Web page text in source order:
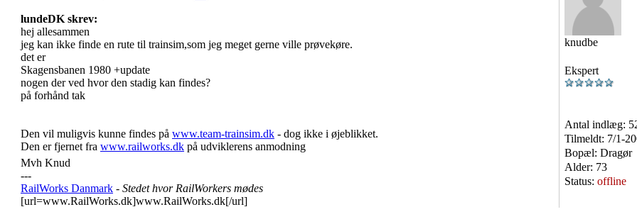
lundeDK skrev:
hej allesammen
jeg kan ikke finde en rute til trainsim,som jeg meget gerne ville prøvekøre.
det er
Skagensbanen 1980 +update
nogen der ved hvor den stadig kan findes?
på forhånd tak
Den vil muligvis kunne findes på www.team-trainsim.dk - dog ikke i øjeblikket.
Den er fjernet fra www.railworks.dk på udviklerens anmodning
knudbe
Ekspert
Antal indlæg:
Tilmeldt: 7/1-
Bopæl: Dragør
Alder: 73
Status: offline
Mvh Knud
---
RailWorks Danmark - Stedet hvor RailWorkers mødes
[url=www.RailWorks.dk]www.RailWorks.dk[/url]